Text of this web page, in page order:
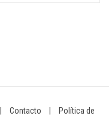
Contacto
Política de